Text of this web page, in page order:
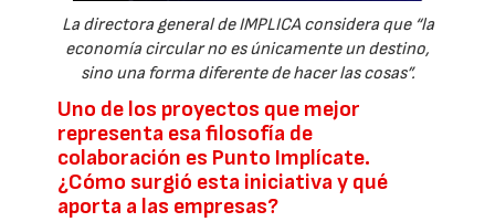
La directora general de IMPLICA considera que “la
economía circular no es únicamente un destino,
sino una forma diferente de hacer las cosas”.
Uno de los proyectos que mejor
representa esa filosofía de
colaboración es Punto Implícate.
¿Cómo surgió esta iniciativa y qué
aporta a las empresas?